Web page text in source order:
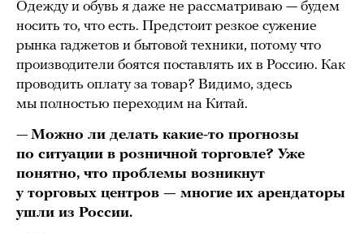
Одежду и обувь я даже не рассматриваю — будем
носить то, что есть. Предстоит резкое сужение
рынка гаджетов и бытовой техники, потому что
производители боятся поставлять их в Россию. Как
проводить оплату за товар? Видимо, здесь
мы полностью переходим на Китай.
— Можно ли делать какие-то прогнозы
по ситуации в розничной торговле? Уже
понятно, что проблемы возникнут
у торговых центров — многие их арендаторы
ушли из России.